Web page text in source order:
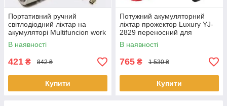
Портативний ручний
світлодіодний ліхтар на
акумуляторі Multifuncion work
lights 3W
В наявності
421 ₴ 842 ₴
Купити
Потужний акумуляторний
ліхтар прожектор Luxury YJ-
2829 переносний для
охорони потужний
спрямований світло з бічним
світильником
В наявності
765 ₴ 1 530 ₴
Купити